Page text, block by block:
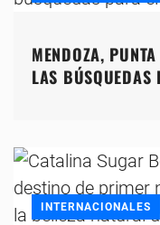
MENDOZA,
LAS BÚSQUEDAS
INTERNACIONALES